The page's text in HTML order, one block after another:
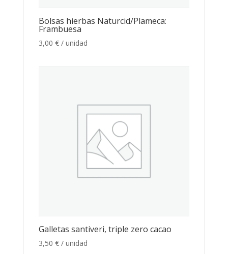
Bolsas hierbas Naturcid/Plameca:
Frambuesa
3,00 € / unidad
Galletas santiveri, triple zero cacao
3,50 € / unidad